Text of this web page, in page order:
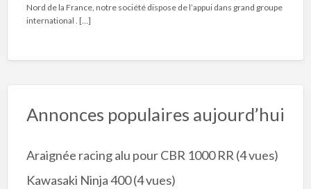
Nord de la France, notre société dispose de l’appui dans grand groupe
international . […]
Annonces populaires aujourd’hui
Araignée racing alu pour CBR 1000 RR (4 vues)
Kawasaki Ninja 400(4 vues)